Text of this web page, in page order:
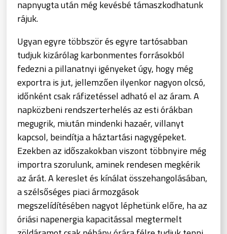
napnyugta után még kevésbé támaszkodhatunk
rájuk.
Ugyan egyre többször és egyre tartósabban
tudjuk kizárólag karbonmentes forrásokból
fedezni a pillanatnyi igényeket úgy, hogy még
exportra is jut, jellemzően ilyenkor nagyon olcsó,
időnként csak ráfizetéssel adható el az áram. A
napközbeni rendszerterhelés az esti órákban
megugrik, miután mindenki hazaér, villanyt
kapcsol, beindítja a háztartási nagygépeket.
Ezekben az időszakokban viszont többnyire még
importra szorulunk, aminek rendesen megkérik
az árát. A kereslet és kínálat összehangolásában,
a szélsőséges piaci ármozgások
megszelídítésében nagyot léphetünk előre, ha az
óriási napenergia kapacitással megtermelt